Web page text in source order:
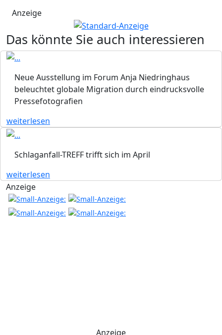
Anzeige
Das könnte Sie auch interessieren
Neue Ausstellung im Forum Anja Niedringhaus
beleuchtet globale Migration durch eindrucksvolle
Pressefotografien
weiterlesen
Schlaganfall-TREFF trifft sich im April
weiterlesen
Anzeige
Anzeige